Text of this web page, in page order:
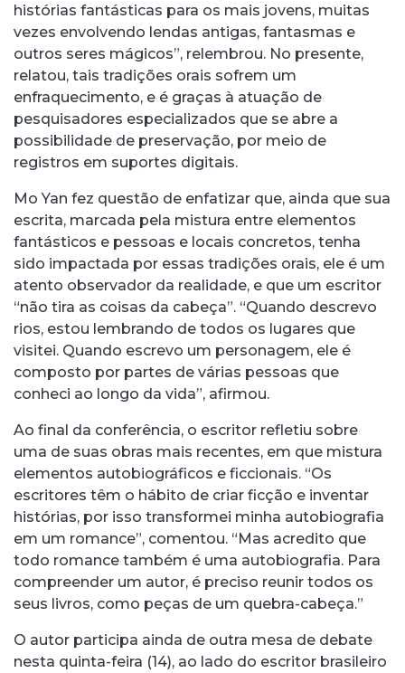
histórias fantásticas para os mais jovens, muitas
vezes envolvendo lendas antigas, fantasmas e
outros seres mágicos”, relembrou. No presente,
relatou, tais tradições orais sofrem um
enfraquecimento, e é graças à atuação de
pesquisadores especializados que se abre a
possibilidade de preservação, por meio de
registros em suportes digitais.
Mo Yan fez questão de enfatizar que, ainda que sua
escrita, marcada pela mistura entre elementos
fantásticos e pessoas e locais concretos, tenha
sido impactada por essas tradições orais, ele é um
atento observador da realidade, e que um escritor
“não tira as coisas da cabeça”. “Quando descrevo
rios, estou lembrando de todos os lugares que
visitei. Quando escrevo um personagem, ele é
composto por partes de várias pessoas que
conheci ao longo da vida”, afirmou.
Ao final da conferência, o escritor refletiu sobre
uma de suas obras mais recentes, em que mistura
elementos autobiográficos e ficcionais. “Os
escritores têm o hábito de criar ficção e inventar
histórias, por isso transformei minha autobiografia
em um romance”, comentou. “Mas acredito que
todo romance também é uma autobiografia. Para
compreender um autor, é preciso reunir todos os
seus livros, como peças de um quebra-cabeça.”
O autor participa ainda de outra mesa de debate
nesta quinta-feira (14), ao lado do escritor brasileiro